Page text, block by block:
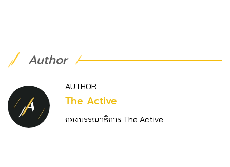
Author
AUTHOR
The Active
กองบรรณาธิการ The Active